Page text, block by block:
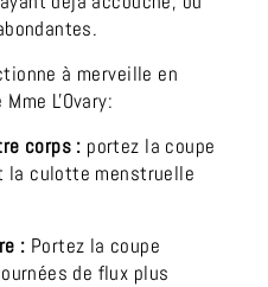
à merveille en
L'Ovary:
corps : portez la coupe
la culotte menstruelle
: Portez la coupe
de flux plus